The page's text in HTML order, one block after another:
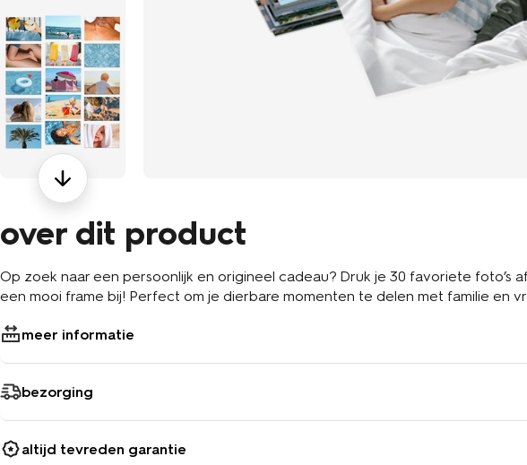
over dit product
Op zoek naar een persoonlijk en origineel cadeau? Druk je 30 favoriete foto’s
een mooi frame bij! Perfect om je dierbare momenten te delen met familie
meer informatie
bezorging
altijd tevreden garantie